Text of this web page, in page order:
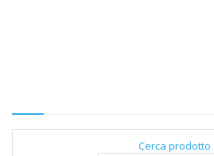
Cerca prodotto